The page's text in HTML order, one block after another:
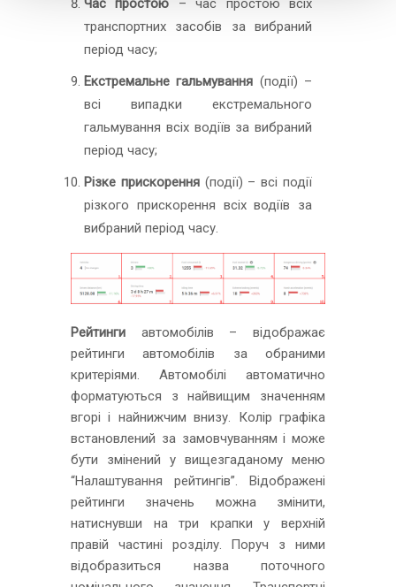
Час простою – час простою всіх
транспортних засобів за вибраний
період часу;
Екстремальне гальмування (події) –
всі випадки екстремального
гальмування всіх водіїв за вибраний
період часу;
Різке прискорення(події) – всі події
різкого прискорення всіх водіїв за
вибраний період часу.
Рейтинги автомобілів – відображає
рейтинги автомобілів за обраними
критеріями. Автомобілі автоматично
форматуються з найвищим значенням
вгорі і найнижчим внизу. Колір графіка
встановлений за замовчуванням і може
бути змінений у вищезгаданому меню
“Налаштування рейтингів”. Відображені
рейтинги значень можна змінити,
натиснувши на три крапки у верхній
правій частині розділу. Поруч з ними
відобразиться назва поточного